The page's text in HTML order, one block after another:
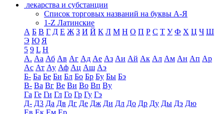
лекарства и субстанции
Список торговых названий на буквы А-Я
1-Z Латинские
А Б В Г Д Е Ж З И Й К Л М Н О П Р С Т У Ф Х Ц Ч Ш
Э Ю Я
5 9 L H
А. Аа Аб Ав Аг Ад Ае Аз Аи Ай Ак Ал Ам Ан Ап Ар
Ас Ат Ау Аф Ац Аш Аэ
Б- Ба Бе Би Бл Бо Бр Бу Бы Бэ
В- Ва Вг Ве Ви Во Вп Ву
Га Ге Ги Гл Го Гр Гу Гэ
Д- Д3 Да Дв Дг Де Дж Ди Дл До Др Ду Ды Дэ Дю
Ев Ек Ем Ер